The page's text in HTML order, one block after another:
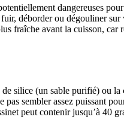
dangereuses
déborder ou dégouliner
fraîche avant la cuisson,
silice (un sable purifié) ou
sembler assez puissant
peut contenir jusqu’à 40